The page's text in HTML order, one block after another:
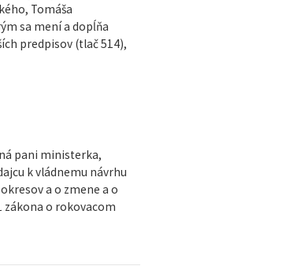
Tomáša
sa mení a dopĺňa
predpisov (tlač 514),
pani ministerka,
k vládnemu návrhu
a o zmene a o
zákona o rokovacom